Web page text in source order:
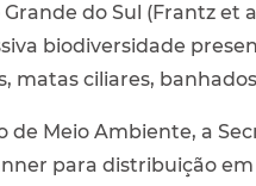
do Sul (Frantz et
biodiversidade
matas ciliares,
Meio Ambiente, a
para distribuição